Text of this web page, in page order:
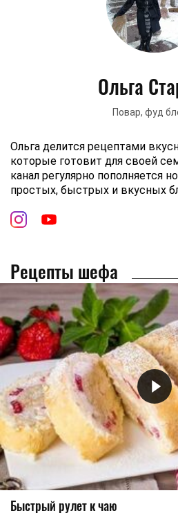
Ольга
Повар, фуд
Ольга делится рецептами
которые готовит для своей
канал регулярно пополняется
простых, быстрых и вкусных
Рецепты шефа
Быстрый рулет к чаю